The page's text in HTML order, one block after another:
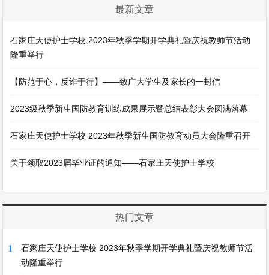
最新文章
石家庄天使护士学校 2023年秋季学期开学典礼暨庆祝教师节活动
隆重举行
【防范于心，反诈于行】——致广大学生及家长的一封信
2023级秋季新生国防教育训练成果展示暨总结表彰大会圆满落幕
石家庄天使护士学校 2023年秋季新生国防教育动员大会隆重召开
关于领取2023届毕业证的通知——石家庄天使护士学校
热门文章
1
石家庄天使护士学校 2023年秋季学期开学典礼暨庆祝教师节活
动隆重举行